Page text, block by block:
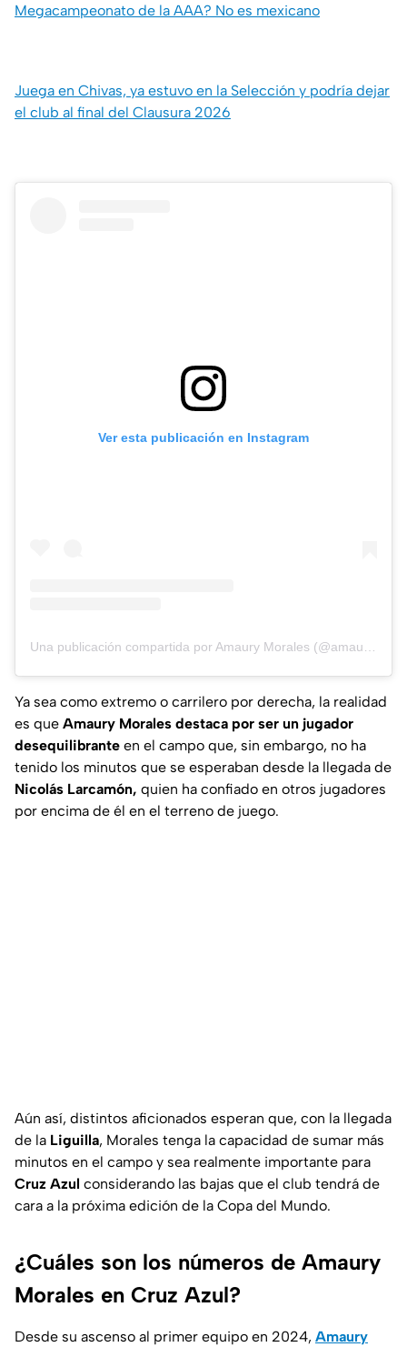
Megacampeonato de la AAA? No es mexicano
Juega en Chivas, ya estuvo en la Selección y podría dejar
el club al final del Clausura 2026
Ver esta publicación en Instagram
Una publicación compartida por Amaury Morales (@amauryy.morales)
Ya sea como extremo o carrilero por derecha, la realidad
es que Amaury Morales destaca por ser un jugador
desequilibrante en el campo que, sin embargo, no ha
tenido los minutos que se esperaban desde la llegada de
Nicolás Larcamón, quien ha confiado en otros jugadores
por encima de él en el terreno de juego.
Aún así, distintos aficionados esperan que, con la llegada
de la Liguilla, Morales tenga la capacidad de sumar más
minutos en el campo y sea realmente importante para
Cruz Azul considerando las bajas que el club tendrá de
cara a la próxima edición de la Copa del Mundo.
¿Cuáles son los números de Amaury
Morales en Cruz Azul?
Desde su ascenso al primer equipo en 2024, Amaury